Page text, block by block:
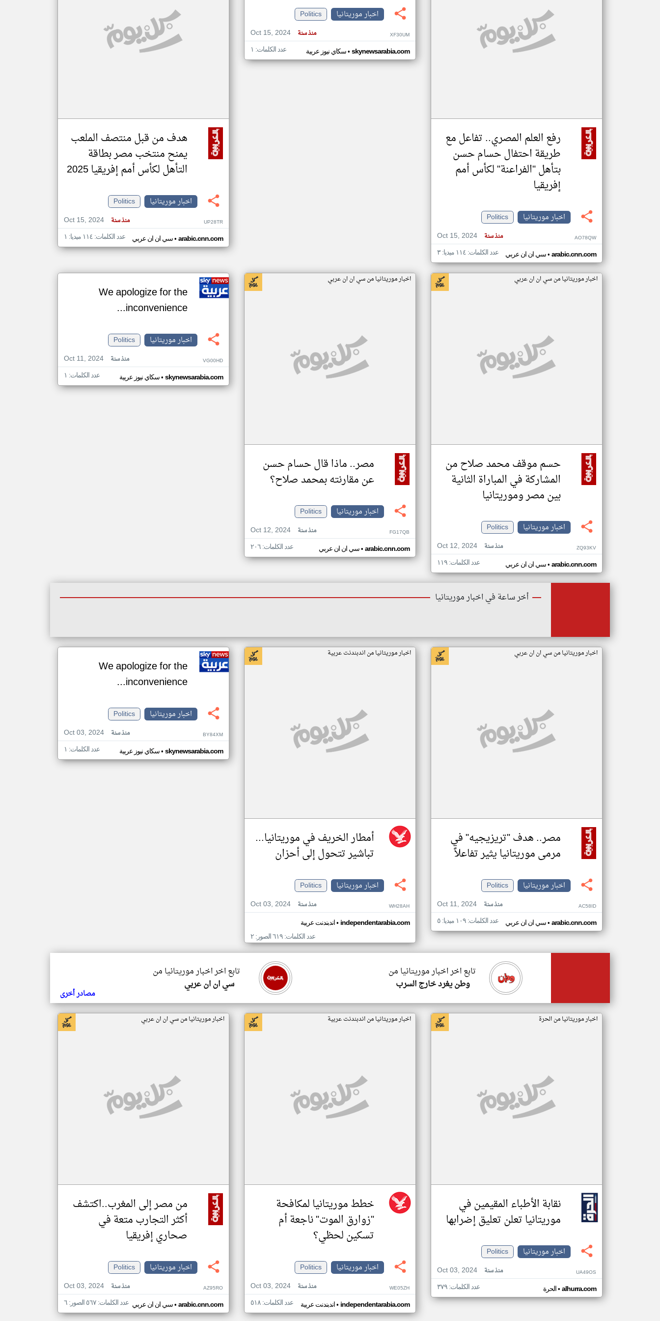
مصادر الأخبار من موريتانيا
رفع العلم المصري.. تفاعل مع
طريقة احتفال حسام حسن
بتأهل "الفراعنة" لكأس أمم
إفريقيا
اخبار موريتانيا
Politics
Oct 15, 2024
منذ سنة AO78QW
سي ان ان عربي• arabic.cnn.com عدد الكلمات: ١١٤ ميديا: ٣
اخبار موريتانيا
Politics
Oct 15, 2024
منذ سنة XF30UM
سكاي نيوز عربية• skynewsarabia.com عدد الكلمات: ١
هدف من قبل منتصف الملعب
يمنح منتخب مصر بطاقة
التأهل لكأس أمم إفريقيا 2025
اخبار موريتانيا
Politics
Oct 15, 2024
منذ سنة UP28TR
سي ان ان عربي• arabic.cnn.com عدد الكلمات: ١١٤ ميديا: ١
اخبار موريتانيا من سي ان ان عربي
حسم موقف محمد صلاح من
المشاركة في المباراة الثانية
بين مصر وموريتانيا
اخبار موريتانيا
Politics
Oct 12, 2024
منذ سنة ZQ93KV
سي ان ان عربي• arabic.cnn.com عدد الكلمات: ١١٩
اخبار موريتانيا من سي ان ان عربي
مصر.. ماذا قال حسام حسن
عن مقارنته بمحمد صلاح؟
اخبار موريتانيا
Politics
Oct 12, 2024
منذ سنة FG17QB
سي ان ان عربي• arabic.cnn.com عدد الكلمات: ٢٠٦
We apologize for the
inconvenience...
اخبار موريتانيا
Politics
Oct 11, 2024
منذ سنة VG00HD
سكاي نيوز عربية• skynewsarabia.com عدد الكلمات: ١
أخر ساعة في اخبار موريتانيا
اخبار موريتانيا من سي ان ان عربي
مصر.. هدف "تريزيجيه" في
مرمى موريتانيا يثير تفاعلاً
اخبار موريتانيا
Politics
Oct 11, 2024
منذ سنة AC58ID
سي ان ان عربي• arabic.cnn.com عدد الكلمات: ١٠٩ ميديا: ٥
اخبار موريتانيا من اندبندنت عربية
أمطار الخريف في موريتانيا...
تباشير تتحول إلى أحزان
اخبار موريتانيا
Politics
Oct 03, 2024
منذ سنة WH28AH
اندبندنت عربية• independentarabia.com
عدد الكلمات: ٦١٩ الصور: ٢
We apologize for the
inconvenience...
اخبار موريتانيا
Politics
Oct 03, 2024
منذ سنة BY84XM
سكاي نيوز عربية• skynewsarabia.com عدد الكلمات: ١
تابع اخر اخبار موريتانيا من
سي ان ان عربي
تابع اخر اخبار موريتانيا من
وطن يغرد خارج السرب
مصادر أخرى
اخبار موريتانيا من الحرة
نقابة الأطباء المقيمين في
موريتانيا تعلن تعليق إضرابها
اخبار موريتانيا
Politics
Oct 03, 2024
منذ سنة UA49OS
الحرة• alhurra.com عدد الكلمات: ٣٧٩
اخبار موريتانيا من اندبندنت عربية
خطط موريتانيا لمكافحة
"زوارق الموت" ناجعة أم
تسكين لحظي؟
اخبار موريتانيا
Politics
Oct 03, 2024
منذ سنة WE05ZH
اندبندنت عربية• independentarabia.com عدد الكلمات: ٥١٨
اخبار موريتانيا من سي ان ان عربي
من مصر إلى المغرب..اكتشف
أكثر التجارب متعة في
صحاري إفريقيا
اخبار موريتانيا
Politics
Oct 03, 2024
منذ سنة AZ95RO
سي ان ان عربي• arabic.cnn.com عدد الكلمات: ٥٦٧ الصور: ٦